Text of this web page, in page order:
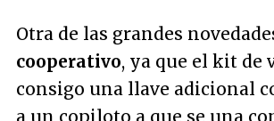
Otra de las grandes
cooperativo, ya que el kit de
consigo una llave adicional
a un copiloto a que se una